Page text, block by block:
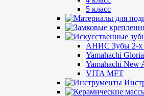
5 класс
АНИС Зубы 2-х
Yamahachi
Yamahachi New
VITA MFT